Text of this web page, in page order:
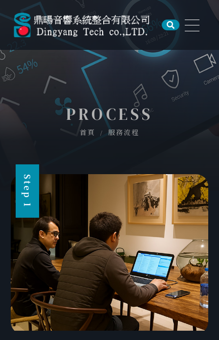
關於我們
服務介紹
服務流程
案例分享
CONTACT US
04-22586368
ADDRESS
台中市西屯區龍門路131號
PROCESS
首頁 服務流程
Step 1